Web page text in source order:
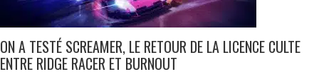
ON A TESTÉ SCREAMER, LE RETOUR DE LA LICENCE CULTE
ENTRE RIDGE RACER ET BURNOUT